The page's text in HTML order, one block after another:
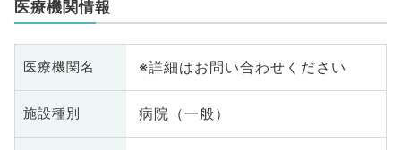
医療機関情報
医療機関名 ※詳細はお問い合わせください
施設種別 病院（一般）